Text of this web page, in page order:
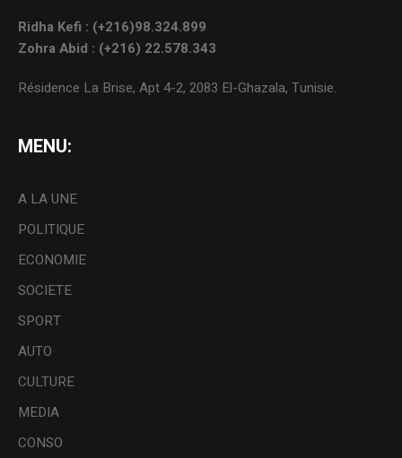
Ridha Kefi : (+216)98.324.899
Zohra Abid : (+216) 22.578.343
Résidence La Brise, Apt 4-2, 2083 El-Ghazala, Tunisie.
MENU:
A LA UNE
POLITIQUE
ECONOMIE
SOCIETE
SPORT
AUTO
CULTURE
MEDIA
CONSO